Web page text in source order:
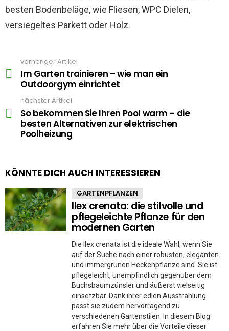
besten Bodenbeläge, wie Fliesen, WPC Dielen,
versiegeltes Parkett oder Holz.
more
vorheriger Artikel
Im Garten trainieren – wie man ein
Outdoorgym einrichtet
nächster Artikel
So bekommen Sie Ihren Pool warm – die
besten Alternativen zur elektrischen
Poolheizung
KÖNNTE DICH AUCH INTERESSIEREN
GARTENPFLANZEN
Ilex crenata: die stilvolle und
pflegeleichte Pflanze für den
modernen Garten
Die Ilex crenata ist die ideale Wahl, wenn Sie
auf der Suche nach einer robusten, eleganten
und immergrünen Heckenpflanze sind. Sie ist
pflegeleicht, unempfindlich gegenüber dem
Buchsbaumzünsler und äußerst vielseitig
einsetzbar. Dank ihrer edlen Ausstrahlung
passt sie zudem hervorragend zu
verschiedenen Gartenstilen. In diesem Blog
erfahren Sie mehr über die Vorteile dieser